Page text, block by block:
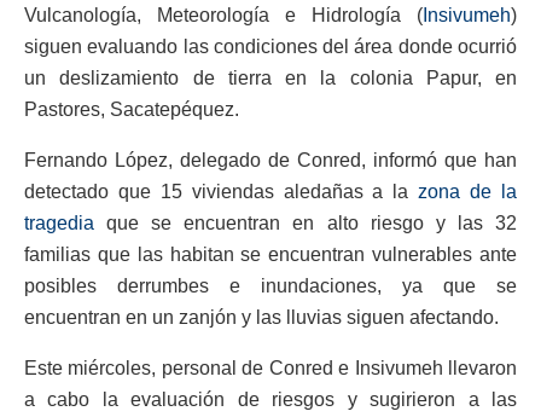
Vulcanología, Meteorología e Hidrología ( Insivumeh)
siguen evaluando las condiciones del área donde ocurrió
un deslizamiento de tierra en la colonia Papur, en
Pastores, Sacatepéquez.
Fernando López, delegado de Conred, informó que han
detectado que 15 viviendas aledañas a la zona de la
tragedia que se encuentran en alto riesgo y las 32
familias que las habitan se encuentran vulnerables ante
posibles derrumbes e inundaciones, ya que se
encuentran en un zanjón y las lluvias siguen afectando.
Este miércoles, personal de Conred e Insivumeh llevaron
a cabo la evaluación de riesgos y sugirieron a las